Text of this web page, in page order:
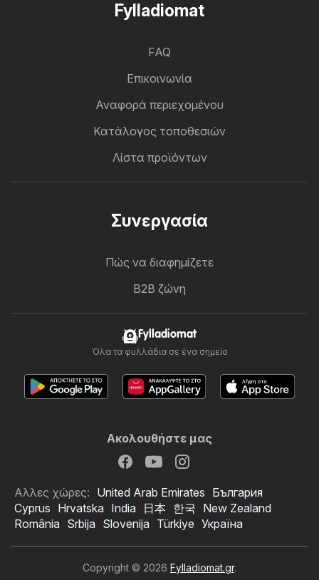
Fylladiomat
FAQ
Επικοινωνία
Αναφορά περιεχομένου
Κατάλογος τοποθεσιών
Λίστα προϊόντων
Συνεργασία
Πώς να διαφημίζετε
B2B ζώνη
Fylladiomat
Όλα τα φυλλάδια σε ένα σημείο
Ακολουθήστε μας
Αλλες χώρες: United Arab Emirates България
Cyprus Hrvatska India 日本 한국 New Zealand
România Srbija Slovenija Türkiye Україна
Copyright © 2026 Fylladiomat.gr.